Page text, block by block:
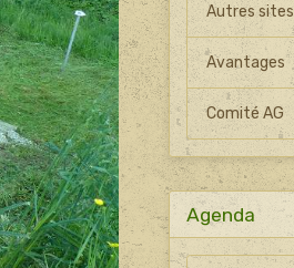
Autres sites
Avantages
Comité AG
Agenda